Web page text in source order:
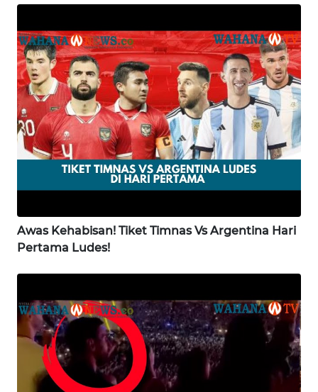
Awas Kehabisan! Tiket Timnas Vs Argentina Hari
Pertama Ludes!
WN
BENGKULU
WN
LAMPUNG
WN
NUSANTARA
JOGJA
WN
JATIM
WN
BALI